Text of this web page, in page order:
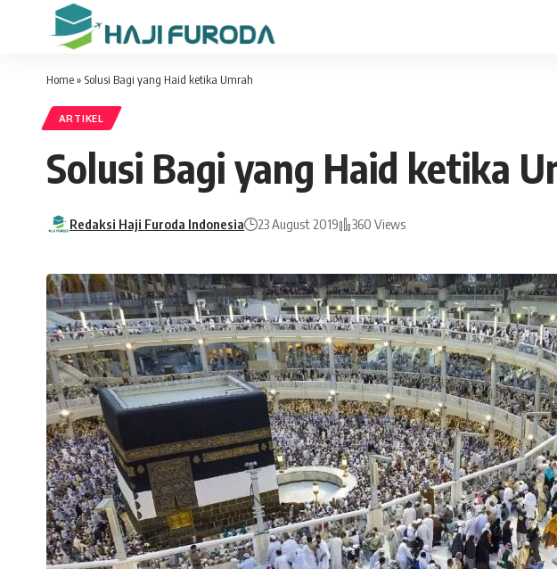
Home» Solusi Bagi yang Haid ketika Umrah
ARTIKEL
Solusi Bagi yang Haid ketika
Redaksi Haji Furoda Indonesia 23 August 2019 360 Views